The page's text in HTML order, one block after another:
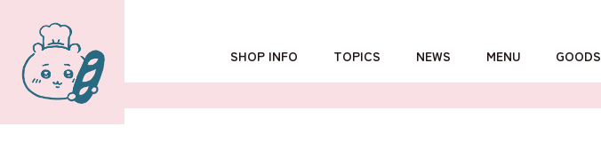
SHOP INFO
OSAKA
TOPICS NEWS MENU GOODS